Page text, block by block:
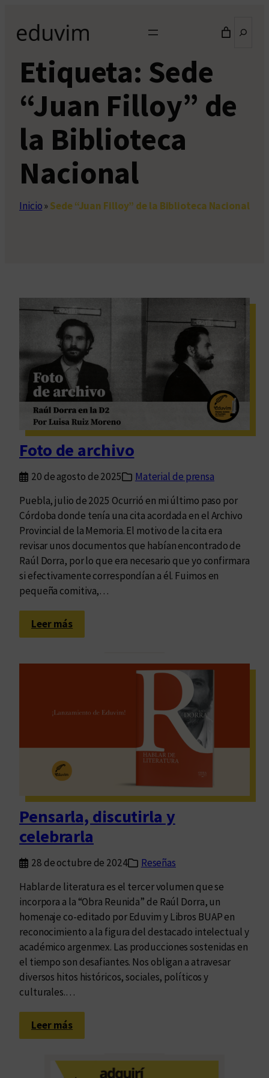
contenido
Etiqueta: Sede
“Juan Filloy” de
la Biblioteca
Nacional
Inicio»Sede “Juan Filloy” de la Biblioteca Nacional
Foto de archivo
20 de agosto de 2025
Material de prensa
Puebla, julio de 2025 Ocurrió en mi último paso por
Córdoba donde tenía una cita acordada en el Archivo
Provincial de la Memoria. El motivo de la cita era
revisar unos documentos que habían encontrado de
Raúl Dorra, por lo que era necesario que yo confirmara
si efectivamente correspondían a él. Fuimos en
pequeña comitiva,…
Leer más:
F
e
v
o
Pensarla, discutirla y
celebrarla
28 de octubre de 2024
Reseñas
Hablar de literatura es el tercer volumen que se
incorpora a la “Obra Reunida” de Raúl Dorra, un
homenaje co-editado por Eduvim y Libros BUAP en
reconocimiento a la figura del destacado intelectual y
académico argenmex. Las producciones sostenidas en
el tiempo son desafiantes. Nos obligan a atravesar
diversos hitos históricos, sociales, políticos y
culturales.…
Leer más:
P